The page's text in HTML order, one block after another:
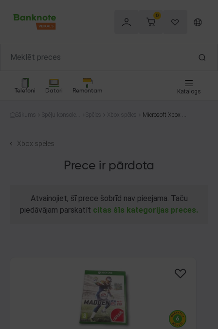
0
Telefoni Datori Remontam Katalogs
Sākums
Spēļu konsoles
Spēles Xbox spēles
Microsoft Xbox o
Xbox spēles
Prece ir pārdota
Atvainojiet, šī prece šobrīd nav pieejama. Taču
piedāvājam parskatīt citas šīs kategorijas preces.